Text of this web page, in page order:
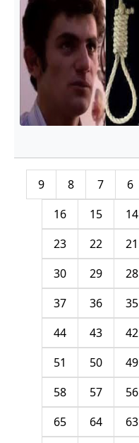
6
7
8
9
14
15
16
21
22
23
28
29
30
35
36
37
42
43
44
49
50
51
56
57
58
63
64
65